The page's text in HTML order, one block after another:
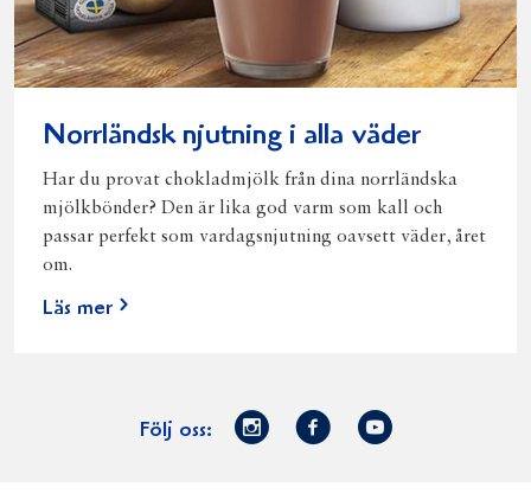
Norrländsk njutning i alla väder
Har du provat chokladmjölk från dina norrländska
mjölkbönder? Den är lika god varm som kall och
passar perfekt som vardagsnjutning oavsett väder, året
om.
Läs mer
Följ oss:
Norrmejerier
Facebook
Youtube